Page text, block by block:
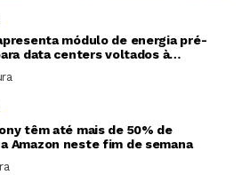
módulo de energia pré-
data centers voltados à
artificial
têm até mais de 50% de
Amazon neste fim de semana